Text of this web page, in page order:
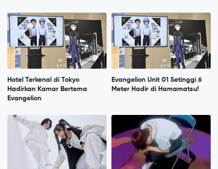
Hotel Terkenal di Tokyo
Hadirkan Kamar Bertema
Evangelion
Evangelion Unit 01 Setinggi 6
Meter Hadir di Hamamatsu!